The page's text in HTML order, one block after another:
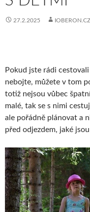
27.2.2025 IOBERON.CZ
Pokud jste rádi
nebojte, můžete v tom
totiž nejsou vůbec
malé, tak se s nimi
ale pořádně plánovat a
před odjezdem, jaké